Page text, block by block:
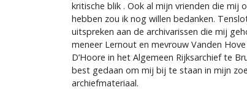
kritische blik . Ook al mijn vrienden die mij
hebben zou ik nog willen bedanken.
uitspreken aan de archivarissen die mij
meneer Lernout en mevrouw Vanden
D’Hoore in het Algemeen Rijksarchief te
best gedaan om mij bij te staan in mijn
archiefmateriaal.